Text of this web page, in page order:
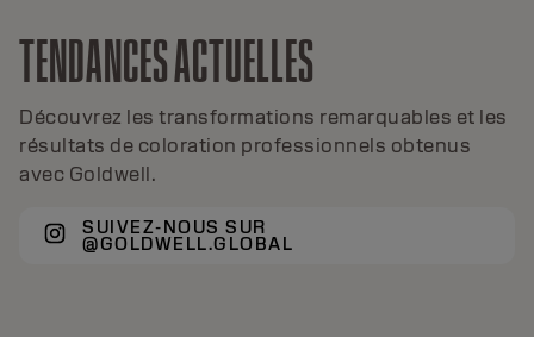
TENDANCES ACTUELLES
Découvrez les transformations remarquables et les
résultats de coloration professionnels obtenus
avec Goldwell.
SUIVEZ-NOUS SUR
@GOLDWELL.GLOBAL